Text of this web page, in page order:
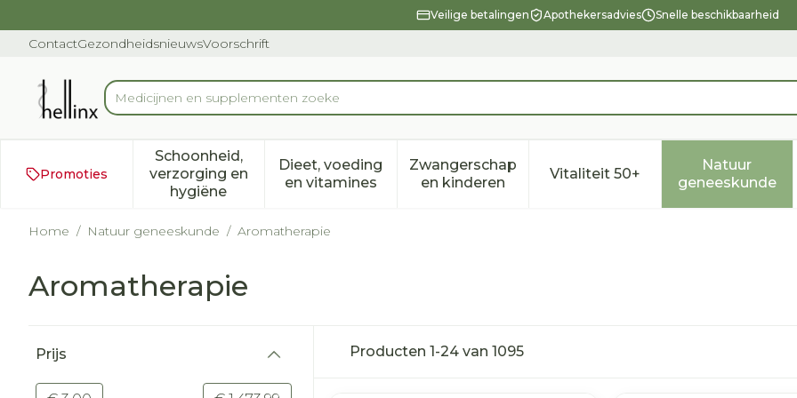
Veilige betalingen Apothekersadvies Snelle beschikbaarheid
ContactGezondheidsnieuwsVoorschrift
Product, merk, categorie...
Promoties
Schoonheid,
verzorging en
hygiëne
Toon submenu voor Schoonheid, verzorging en hygiëne categorie
Dieet, voeding
en vitaminesToon submenu voor Dieet, voeding en vitamines categorie
Zwangerschap
en kinderenToon submenu voor Zwangerschap en
Vitaliteit 50+Toon submenu voor
Natuur
geneeskunde
Toon
Home / Natuur geneeskunde / Aromatherapie
Aromatherapie
Prijs
Producten 1-24 van 1095